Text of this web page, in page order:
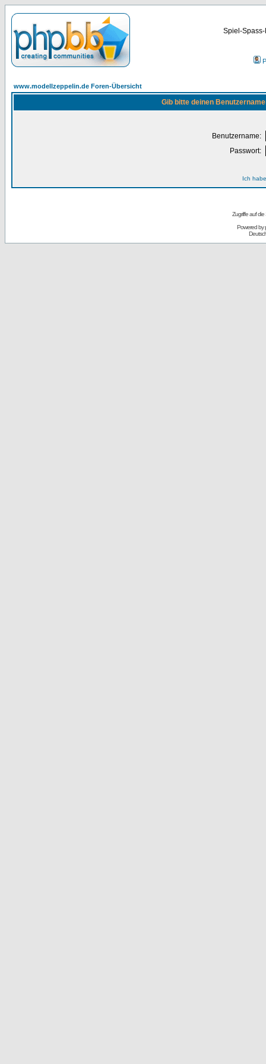
Spiel-
www.modellzeppelin.de Foren-Übersicht
Gib bitte deinen
Benutzername:
Passwort:
Ich
Zugriffe auf
Powered by